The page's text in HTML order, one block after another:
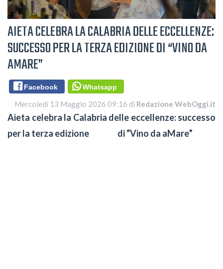
AIETA CELEBRA LA CALABRIA DELLE ECCELLENZE:
SUCCESSO PER LA TERZA EDIZIONE DI “VINO DA
AMARE”
Facebook Whatsapp
Mercoledì 13 Maggio 2026 09:16 di Redazione WebOggi.it
Aieta celebra la Calabria delle eccellenze: successo
per la terza edizione
di “Vino da aMare”